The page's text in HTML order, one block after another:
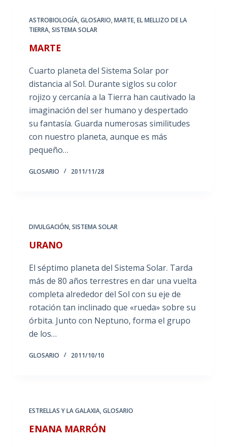
ASTROBIOLOGÍA,GLOSARIO,MARTE, EL MELLIZO DE LA
TIERRA,SISTEMA SOLAR
MARTE
Cuarto planeta del Sistema Solar por
distancia al Sol. Durante siglos su color
rojizo y cercanía a la Tierra han cautivado la
imaginación del ser humano y despertado
su fantasía. Guarda numerosas similitudes
con nuestro planeta, aunque es más
pequeño…
GLOSARIO 2011/11/28
DIVULGACIÓN,SISTEMA SOLAR
URANO
El séptimo planeta del Sistema Solar. Tarda
más de 80 años terrestres en dar una vuelta
completa alrededor del Sol con su eje de
rotación tan inclinado que «rueda» sobre su
órbita. Junto con Neptuno, forma el grupo
de los…
GLOSARIO 2011/10/10
ESTRELLAS Y LA GALAXIA,GLOSARIO
ENANA MARRÓN